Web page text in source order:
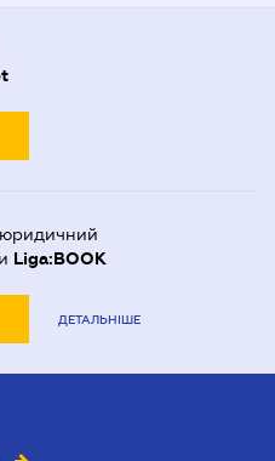
Liga:BOOK
ДЕТАЛЬНІШЕ